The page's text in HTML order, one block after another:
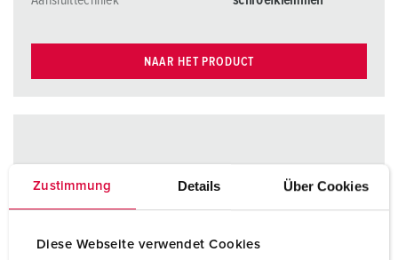
Zustimmung Details Über Cookies
Diese Webseite verwendet Cookies
NAAR HET PRODUCT